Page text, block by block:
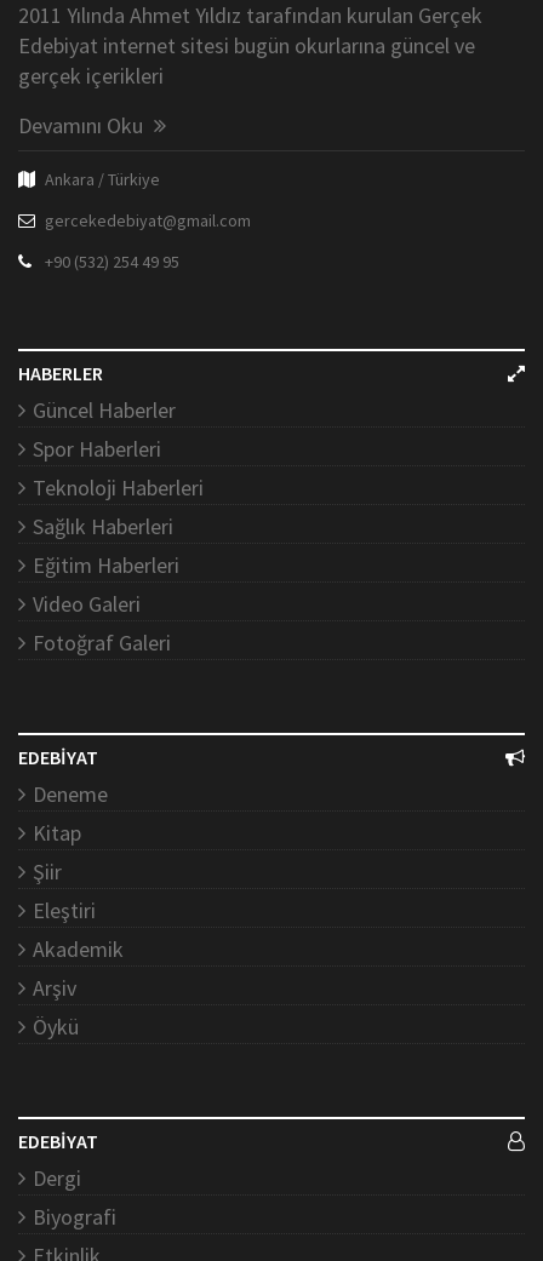
2011 Yılında Ahmet Yıldız tarafından kurulan Gerçek
Edebiyat internet sitesi bugün okurlarına güncel ve
gerçek içerikleri
Devamını Oku
Ankara / Türkiye
gercekedebiyat@gmail.com
+90 (532) 254 49 95
HABERLER
Güncel Haberler
Spor Haberleri
Teknoloji Haberleri
Sağlık Haberleri
Eğitim Haberleri
Video Galeri
Fotoğraf Galeri
EDEBİYAT
Deneme
Kitap
Şiir
Eleştiri
Akademik
Arşiv
Öykü
EDEBİYAT
Dergi
Biyografi